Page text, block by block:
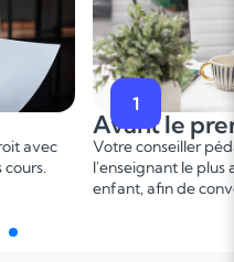
premier cours
pédagogique vous met en
plus adapté en fonction du
convenir d'une date pour un